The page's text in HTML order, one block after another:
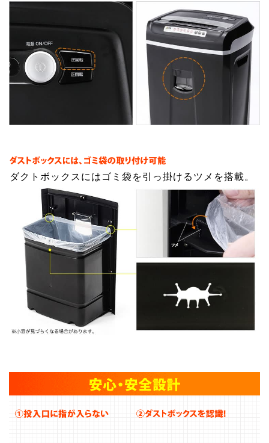
ダクトボックスにはゴミ袋を引っ掛けるツメを搭載。